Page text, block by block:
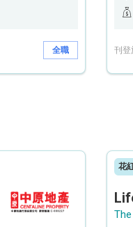
全職 刊登
花